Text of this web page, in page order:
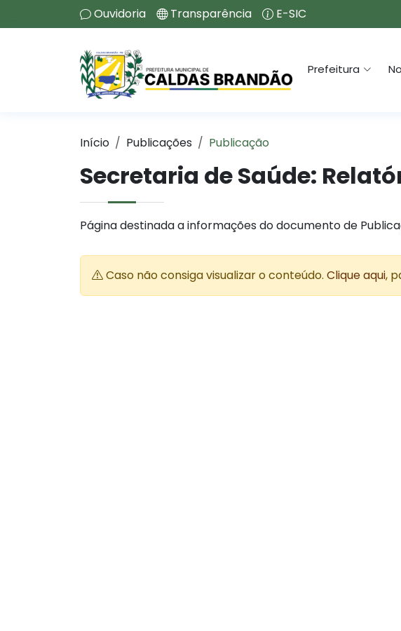
Ouvidoria Transparência E-SIC
Prefeitura
Início Publicações Publicação
Secretaria de Saúde:
Página destinada a informações do documento de
Caso não consiga visualizar o conteúdo. Clique aqui,